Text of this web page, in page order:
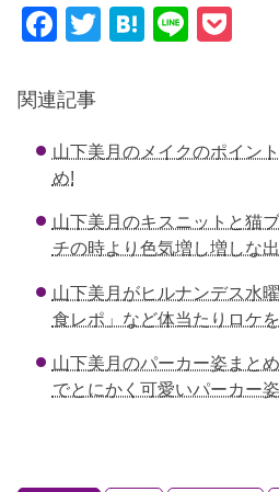
F
c
b
o
o
k
T
H
a
Li
関連記事
山下美月のメイクのポイン
め!
山下美月のキスニットと猫
チの時より色気増し増しな
山下美月がヒルナンデス水
食レポ」など体当たりロケ
山下美月のパーカー姿まと
でとにかく可愛いパーカー